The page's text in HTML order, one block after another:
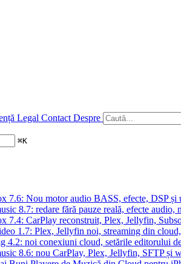
Legal Contact Despre
⌘K
7.6: Nou motor audio BASS, efecte, DSP
8.7: redare fără pauze reală, efecte
7.4: CarPlay reconstruit, Plex, Jellyfin,
1.7: Plex, Jellyfin noi, streaming din
4.2: noi conexiuni cloud, setările editorului
8.6: nou CarPlay, Plex, Jellyfin, SFTP și